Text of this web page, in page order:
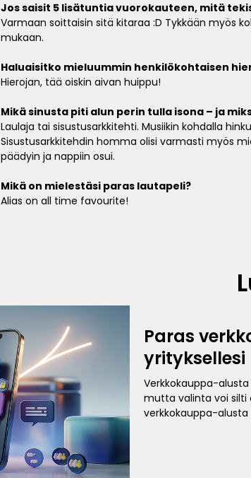
Jos saisit 5 lisätuntia vuorokauteen, mitä
Varmaan soittaisin sitä kitaraa :D Tykkään myös
mukaan.
Haluaisitko mieluummin henkilökohtaisen
Hierojan, tää oiskin aivan huippu!
Mikä sinusta piti alun perin tulla isona – ja
Laulaja tai sisustusarkkitehti. Musiikin kohdalla
Sisustusarkkitehdin homma olisi varmasti myös
päädyin ja nappiin osui.
Mikä on mielestäsi paras lautapeli?
Alias on all time favourite!
Paras
yrityksellesi
Verkkokauppa-
mutta valinta voi silti
verkkokauppa-